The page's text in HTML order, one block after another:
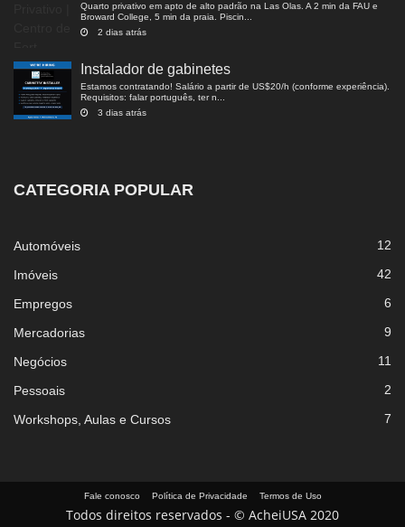
Quarto privativo em apto de alto padrão na Las Olas. A 2 min da FAU e
Broward College, 5 min da praia. Piscin...
2 dias atrás
Instalador de gabinetes
Estamos contratando! Salário a partir de US$20/h (conforme experiência).
Requisitos: falar português, ter n...
3 dias atrás
CATEGORIA POPULAR
Automóveis 12
Imóveis 42
Empregos 6
Mercadorias 9
Negócios 11
Pessoais 2
Workshops, Aulas e Cursos 7
Fale conosco Política de Privacidade Termos de Uso
Todos direitos reservados - © AcheiUSA 2020